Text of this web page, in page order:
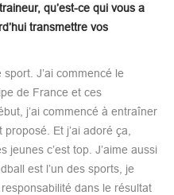
qu’est-ce qui vous a
transmettre vos
J’ai commencé le
de France et ces
j’ai commencé à entraîner
Et j’ai adoré ça,
c’est top. J’aime aussi
est l’un des sports, je
dans le résultat